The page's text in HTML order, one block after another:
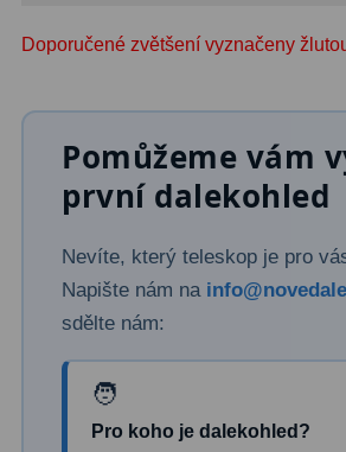
Okulárové výtahy
Adaptéry k okulárovým
výtahům
Pozorovací dalekohledy50
Kompaktní3
Turistické
Pro pozorování přírody a
Doporučené zvětšení vyznačeny
Pomůžeme vám
první dalekohled
Nevíte, který teleskop je pro
Napište nám na
sdělte nám:
Pro koho je dalekohled?